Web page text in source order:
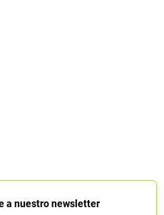
a nuestro newsletter